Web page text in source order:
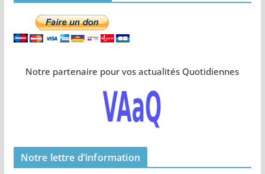
Notre partenaire pour vos actualités Quotidiennes
Notre lettre d’information